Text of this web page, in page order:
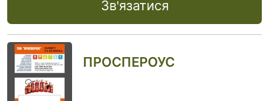
Зв'язатися
ПРОСПЕРОУС